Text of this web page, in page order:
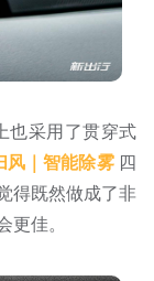
也采用了贯穿式
风｜智能除雾四
得既然做成了非
更佳。